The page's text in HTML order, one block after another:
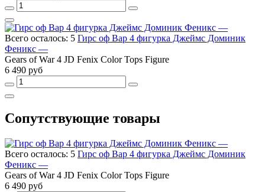
Всего осталось: 5 Гирс оф Вар 4 фигурка Джеймс Доминик
Феникс —
Gears of War 4 JD Fenix Color Tops Figure
6 490 руб
Сопутствующие товары
Всего осталось: 5 Гирс оф Вар 4 фигурка Джеймс Доминик
Феникс —
Gears of War 4 JD Fenix Color Tops Figure
6 490 руб